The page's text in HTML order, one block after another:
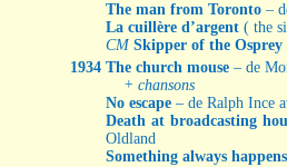
The man from Toronto –
La cuillère d’argent ( the
CM Skipper of the Osprey
1934 The church mouse – de
+ chansons
No escape – de Ralph Ince
Death at broadcasting
Oldland
Something always happens